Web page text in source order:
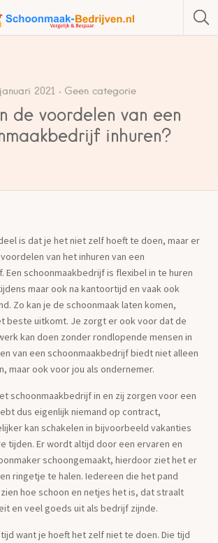
2021 Geen categorie
de voordelen van een
inhuren?
is dat je het niet zelf hoeft te doen, maar er
van het inhuren van een
Een schoonmaakbedrijf is flexibel in te huren
maar ook na kantoortijd en vaak ook
Zo kan je de schoonmaak laten komen,
beste uitkomt. Je zorgt er ook voor dat de
kan doen zonder rondlopende mensen in
van een schoonmaakbedrijf biedt niet alleen
maar ook voor jou als ondernemer.
schoonmaakbedrijf in en zij zorgen voor een
dus eigenlijk niemand op contract,
kan schakelen in bijvoorbeeld vakanties
tijden. Er wordt altijd door een ervaren en
schoongemaakt, hierdoor ziet het er
ringetje te halen. Iedereen die het pand
hoe schoon en netjes het is, dat straalt
en veel goeds uit als bedrijf zijnde.
want je hoeft het zelf niet te doen. Die tijd